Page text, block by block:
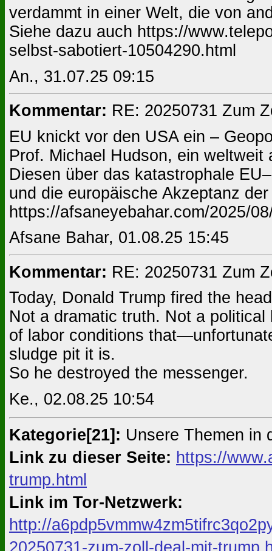
verdammt in einer Welt, die von
Siehe dazu auch https://
selbst-sabotiert-10504290.html
An., 31.07.25 09:15
Kommentar: RE: 20250731 Zum
EU knickt vor den USA ein –
Prof. Michael Hudson, ein
Diesen über das katastrophale
und die europäische Akzeptanz
https://afsaneyebahar.com/2025/
Afsane Bahar, 01.08.25 15:45
Kommentar: RE: 20250731 Zum
Today, Donald Trump fired the
Not a dramatic truth. Not a
of labor conditions
sludge pit it is.
So he destroyed the messenger.
Ke., 02.08.25 10:54
Kategorie[21]: Unsere Themen in
Link zu dieser Seite: https://
trump.html
Link im Tor-Netzwerk:
http://